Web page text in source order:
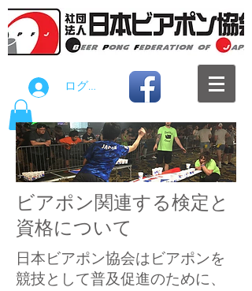
ログイン
ビアポン関連する検定と
資格について
日本ビアポン協会はビアポンを
競技として普及促進のために、